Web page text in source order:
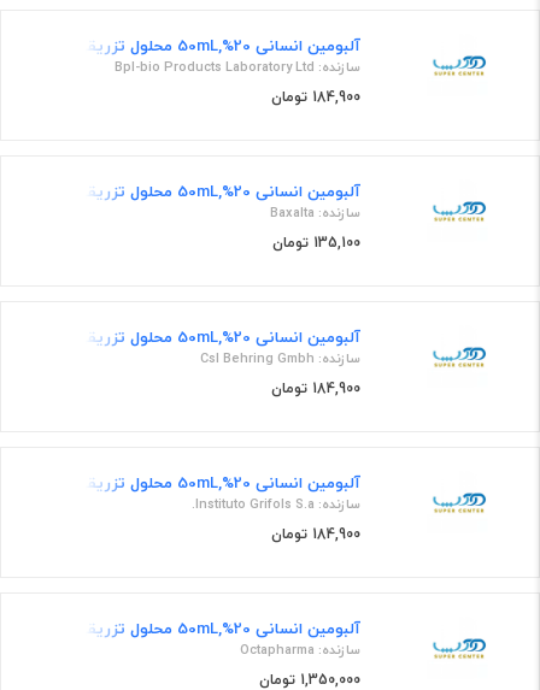
آلبومین انسانی 20%,50mL محلول تزریقی
سازنده: Bpl-bio Products Laboratory Ltd
184,900 تومان
آلبومین انسانی 20%,50mL محلول تزریقی
سازنده: Baxalta
135,100 تومان
آلبومین انسانی 20%,50mL محلول تزریقی
سازنده: Csl Behring Gmbh
184,900 تومان
آلبومین انسانی 20%,50mL محلول تزریقی
سازنده: Instituto Grifols S.a.
184,900 تومان
آلبومین انسانی 20%,50mL محلول تزریقی
سازنده: Octapharma
1,350,000 تومان